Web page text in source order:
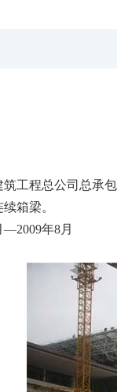
工程总公司总承
箱梁。
—2009年8月